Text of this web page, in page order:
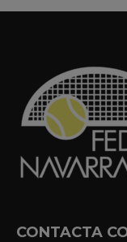
CONTACTA